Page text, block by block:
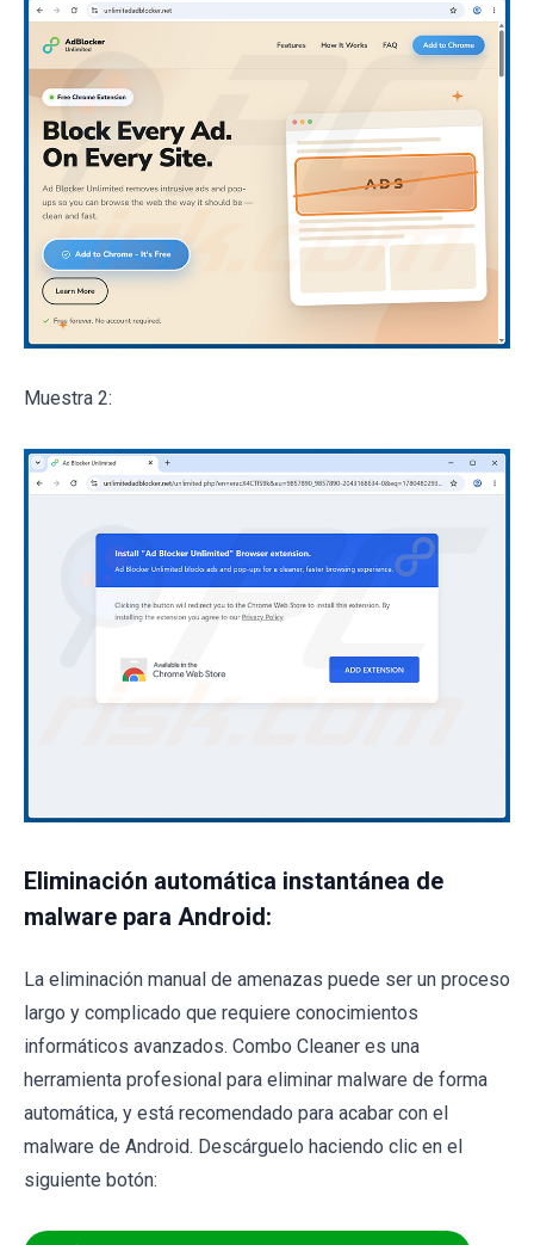
Muestra 2:
Eliminación automática instantánea de
malware para Android:
La eliminación manual de amenazas puede ser un proceso
largo y complicado que requiere conocimientos
informáticos avanzados. Combo Cleaner es una
herramienta profesional para eliminar malware de forma
automática, y está recomendado para acabar con el
malware de Android. Descárguelo haciendo clic en el
siguiente botón: